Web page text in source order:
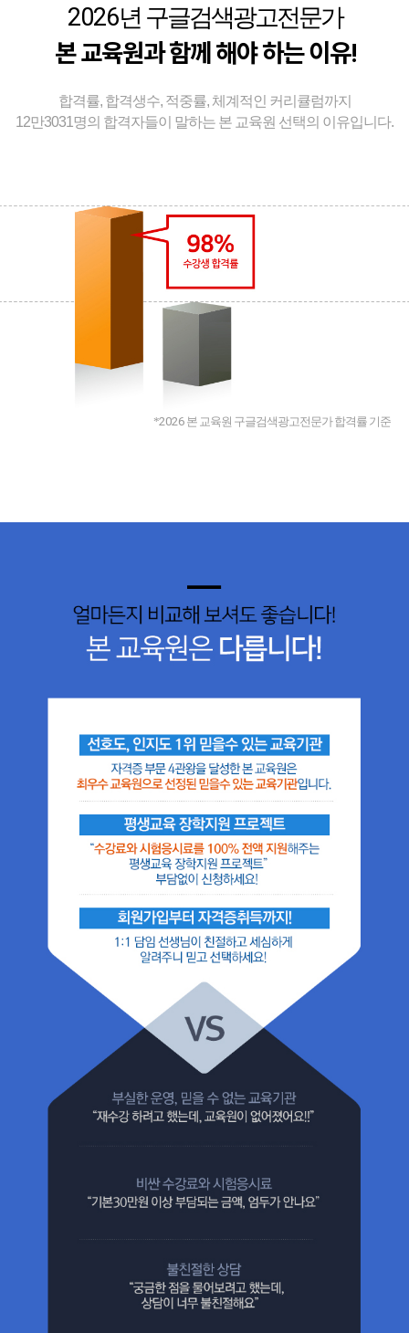
2026년 구글검색광고전문가
본 교육원과 함께 해야 하는 이유!
합격률, 합격생수, 적중률, 체계적인 커리큘럼까지
12만3031명의 합격자들이 말하는 본 교육원 선택의 이유입니다.
*2026 본 교육원 구글검색광고전문가 합격률 기준